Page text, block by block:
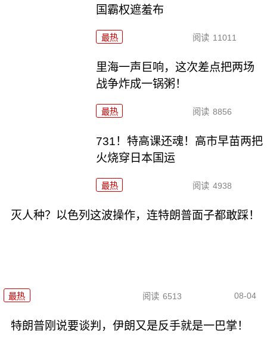
国霸权遮羞布
最热 阅读 11011
里海一声巨响，这次差点把两场
战争炸成一锅粥！
最热 阅读 8856
731！特高课还魂！高市早苗两把
火烧穿日本国运
最热 阅读 4938
灭人种？以色列这波操作，连特朗普面子都敢踩！
最热 阅读 6513 08-04
特朗普刚说要谈判，伊朗又是反手就是一巴掌！